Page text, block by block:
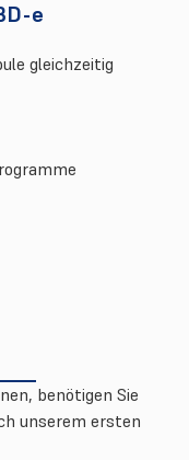
e
gleichzeitig
benötigen Sie
unserem ersten